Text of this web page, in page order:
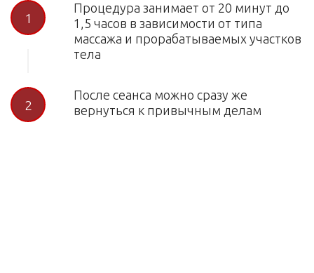
1
Процедура занимает от 20 минут до
1,5 часов в зависимости от типа
массажа и прорабатываемых участков
тела
2
После сеанса можно сразу же
вернуться к привычным делам